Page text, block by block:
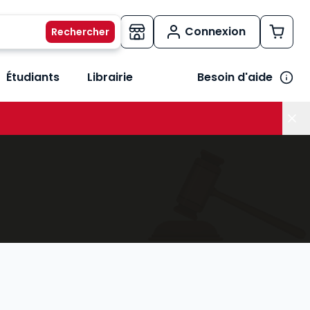
Connexion
métiers
le sous-menu Vos besoins
Étudiants Librairie Besoin d'aide